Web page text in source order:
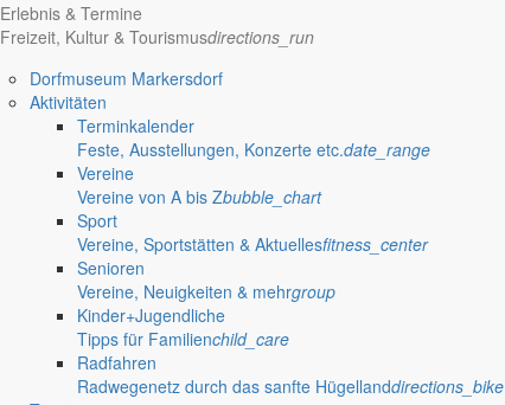
Erlebnis & Termine
Freizeit, Kultur & Tourismusdirections_run
Dorfmuseum Markersdorf
Aktivitäten
Terminkalender
Feste, Ausstellungen, Konzerte etc.date_range
Vereine
Vereine von A bis Zbubble_chart
Sport
Vereine, Sportstätten & Aktuellesfitness_center
Senioren
Vereine, Neuigkeiten & mehrgroup
Kinder+Jugendliche
Tipps für Familienchild_care
Radfahren
Radwegenetz durch das sanfte Hügellanddirections_bike